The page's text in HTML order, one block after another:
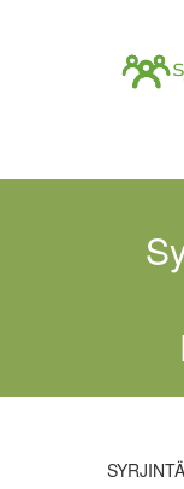
SYRJINTÄ